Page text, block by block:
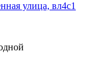
улица, вл4с1